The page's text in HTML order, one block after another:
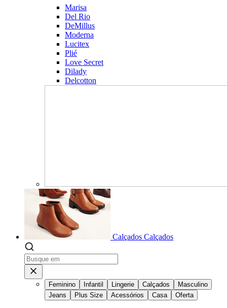
Marisa
Del Rio
DeMillus
Moderna
Lucitex
Plié
Love Secret
Dilady
Delcotton
Calçados Calçados
Feminino Infantil Lingerie Calçados
Masculino
Jeans
Plus Size Acessórios Casa Oferta